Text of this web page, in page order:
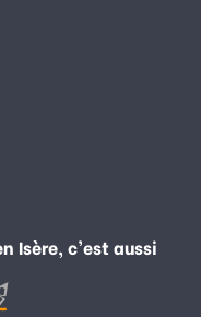
Isère, c’est aussi